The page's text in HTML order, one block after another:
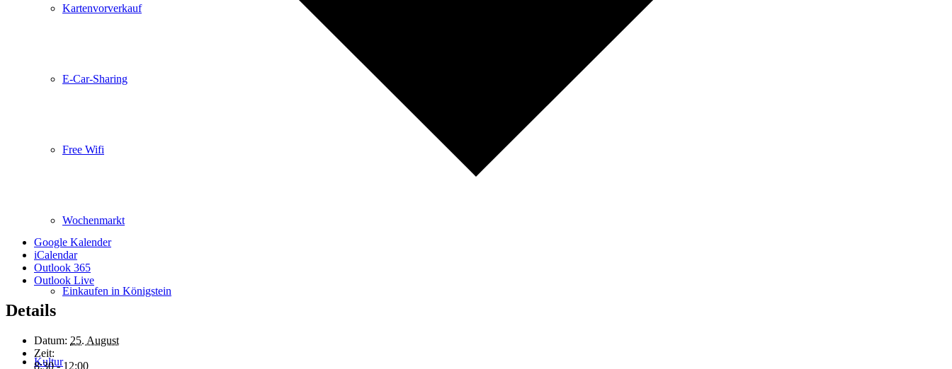
Kartenvorverkauf
E-Car-Sharing
Free Wifi
Wochenmarkt
Einkaufen in Königstein
Kultur
Google Kalender
iCalendar
Outlook 365
Outlook Live
Details
Datum: 25. August
Zeit:
8:30 - 12:00